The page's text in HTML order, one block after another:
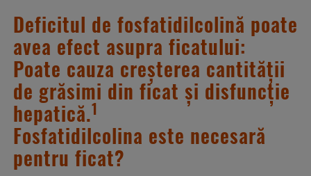
Deficitul de fosfatidilcolină poate
avea efect asupra ficatului:
Poate cauza creșterea cantității
de grăsimi din ficat și disfuncție
hepatică.1
Fosfatidilcolina este necesară
pentru ficat?